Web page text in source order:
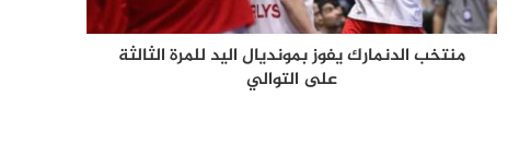
مرتقب ضد إيران وأزمات غزة وسبتة
وأوكرانيا تتصدر المشهد
لماذا يفكر الشباب العربي في الهجرة؟
منتخب الدنمارك يفوز بمونديال اليد للمرة الثالثة
على التوالي